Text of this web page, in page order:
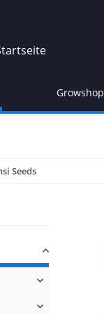
Growshop
Seeds